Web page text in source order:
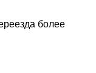
более